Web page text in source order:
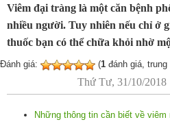
Viêm đại tràng là một căn bệnh
nhiều người. Tuy nhiên nếu chỉ ở
thuốc bạn có thể chữa khỏi nhờ
Đánh giá: (1 đánh giá, trung
Thứ Tư, 31/10/2018
Những thông tin cần biết về